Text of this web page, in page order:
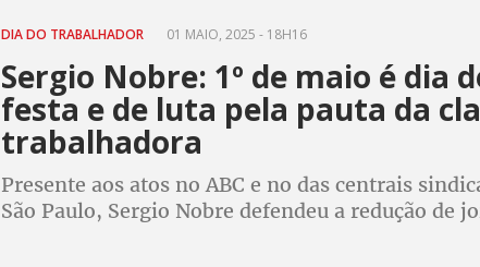
DIA DO TRABALHADOR 01 MAIO, 2025 - 18H16
Sergio Nobre: 1º de maio é dia
festa e de luta pela pauta da
trabalhadora
Presente aos atos no ABC e no das centrais
São Paulo, Sergio Nobre defendeu a redução de